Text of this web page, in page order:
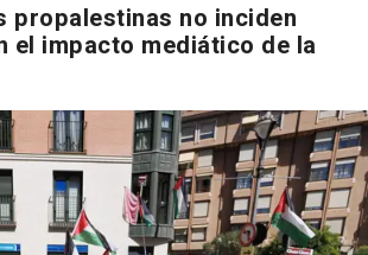
propalestinas no inciden
el impacto mediático de la